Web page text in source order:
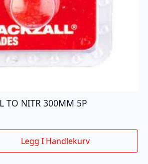
TO NITR 300MM 5P
Legg I Handlekurv